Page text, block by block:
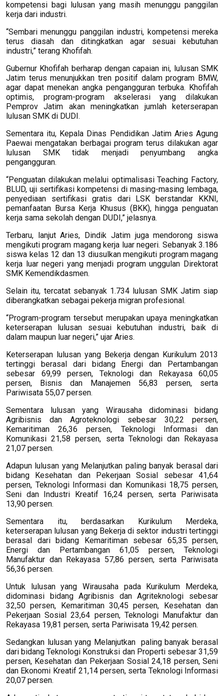
kompetensi bagi lulusan yang masih menunggu panggilan
kerja dari industri.
“Sembari menunggu panggilan industri, kompetensi mereka
terus diasah dan ditingkatkan agar sesuai kebutuhan
industri,” terang Khofifah.
Gubernur Khofifah berharap dengan capaian ini, lulusan SMK
Jatim terus menunjukkan tren positif dalam program BMW,
agar dapat menekan angka pengangguran terbuka. Khofifah
optimis, program-program akselerasi yang dilakukan
Pemprov Jatim akan meningkatkan jumlah keterserapan
lulusan SMK di DUDI.
Sementara itu, Kepala Dinas Pendidikan Jatim Aries Agung
Paewai mengatakan berbagai program terus dilakukan agar
lulusan SMK tidak menjadi penyumbang angka
pengangguran.
“Penguatan dilakukan melalui optimalisasi Teaching Factory,
BLUD, uji sertifikasi kompetensi di masing-masing lembaga,
penyediaan sertifikasi gratis dari LSK berstandar KKNI,
pemanfaatan Bursa Kerja Khusus (BKK), hingga penguatan
kerja sama sekolah dengan DUDI,” jelasnya.
Terbaru, lanjut Aries, Dindik Jatim juga mendorong siswa
mengikuti program magang kerja luar negeri. Sebanyak 3.186
siswa kelas 12 dan 13 diusulkan mengikuti program magang
kerja luar negeri yang menjadi program unggulan Direktorat
SMK Kemendikdasmen.
Selain itu, tercatat sebanyak 1.734 lulusan SMK Jatim siap
diberangkatkan sebagai pekerja migran profesional.
“Program-program tersebut merupakan upaya meningkatkan
keterserapan lulusan sesuai kebutuhan industri, baik di
dalam maupun luar negeri,” ujar Aries.
Keterserapan lulusan yang Bekerja dengan Kurikulum 2013
tertinggi berasal dari bidang Energi dan Pertambangan
sebesar 69,99 persen, Teknologi dan Rekayasa 60,05
persen, Bisnis dan Manajemen 56,83 persen, serta
Pariwisata 55,07 persen.
Sementara lulusan yang Wirausaha didominasi bidang
Agribisnis dan Agroteknologi sebesar 30,22 persen,
Kemaritiman 26,36 persen, Teknologi Informasi dan
Komunikasi 21,58 persen, serta Teknologi dan Rekayasa
21,07 persen.
Adapun lulusan yang Melanjutkan paling banyak berasal dari
bidang Kesehatan dan Pekerjaan Sosial sebesar 41,64
persen, Teknologi Informasi dan Komunikasi 18,75 persen,
Seni dan Industri Kreatif 16,24 persen, serta Pariwisata
13,90 persen.
Sementara itu, berdasarkan Kurikulum Merdeka,
keterserapan lulusan yang Bekerja di sektor industri tertinggi
berasal dari bidang Kemaritiman sebesar 65,35 persen,
Energi dan Pertambangan 61,05 persen, Teknologi
Manufaktur dan Rekayasa 57,86 persen, serta Pariwisata
56,36 persen.
Untuk lulusan yang Wirausaha pada Kurikulum Merdeka,
didominasi bidang Agribisnis dan Agriteknologi sebesar
32,50 persen, Kemaritiman 30,45 persen, Kesehatan dan
Pekerjaan Sosial 23,64 persen, Teknologi Manufaktur dan
Rekayasa 19,81 persen, serta Pariwisata 19,42 persen.
Sedangkan lulusan yang Melanjutkan paling banyak berasal
dari bidang Teknologi Konstruksi dan Properti sebesar 31,59
persen, Kesehatan dan Pekerjaan Sosial 24,18 persen, Seni
dan Ekonomi Kreatif 21,14 persen, serta Teknologi Informasi
20,07 persen.